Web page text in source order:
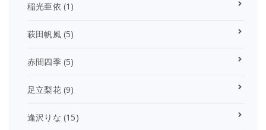
稲光亜依 (1)
萩田帆風(5)
赤間四季(5)
足立梨花(9)
逢沢りな (15)